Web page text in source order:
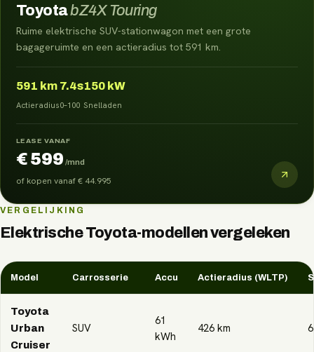
ToyotabZ4X Touring
Ruime elektrische SUV-stationwagon met een grote
bagageruimte en een actieradius tot 591 km.
591 km
Actieradius
7.4s
0–100
150 kW
Snelladen
LEASE VANAF
€ 599 /mnd
of kopen vanaf€ 44.995
VERGELIJKING
ElektrischeToyota-modellen vergeleken
Model Carrosserie Accu Actieradius (WLTP)
Toyota
Urban
Cruiser
SUV
61
kWh
426 km